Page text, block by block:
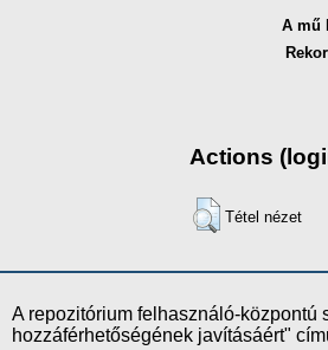
A mű
Actions
Tétel nézet
A repozitórium felhasználó-
hozzáférhetőségének javításáért"